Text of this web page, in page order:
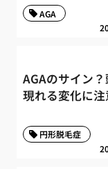
AGA
AGAのサイン
現れる変化に注
円形脱毛症